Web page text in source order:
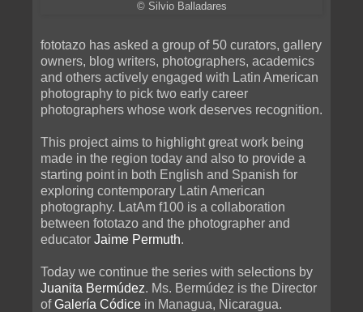
© Silvio Balladares
fototazo has asked a group of 50 curators, gallery
owners, blog writers, photographers, academics
and others actively engaged with Latin American
photography to pick two early career
photographers whose work deserves recognition.
This project aims to highlight great work being
made in the region today and also to provide a
starting point in both English and Spanish for
exploring contemporary Latin American
photography. LatAm f100 is a collaboration
between fototazo and the photographer and
educator Jaime Permuth.
Today we continue the series with selections by
Juanita Bermúdez. Ms. Bermúdez is the Director
ofGalería Códice in Managua, Nicaragua.